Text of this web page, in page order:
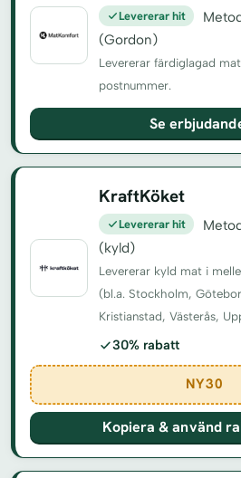
Levererar hit
(Gordon)
Levererar färdiglagad
postnummer.
Se
KraftKöket
Levererar hit
(kyld)
Levererar kyld mat i
(bl.a. Stockholm,
Kristianstad, Västerås,
30% rabatt
NY30
Kopiera & använd